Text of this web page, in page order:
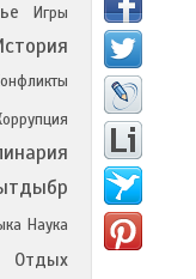
Игры
Наука
Отдых